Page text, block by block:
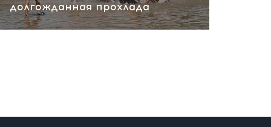
долгожданная прохлада